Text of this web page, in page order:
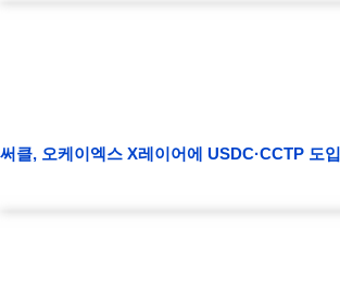
써클, 오케이엑스 X레이어에 USDC·CCTP 도입